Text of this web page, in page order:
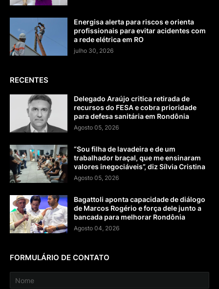
Energisa alerta para riscos e orienta
profissionais para evitar acidentes com
a rede elétrica em RO
julho 30, 2026
RECENTES
Delegado Araújo critica retirada de
recursos do FESA e cobra prioridade
para defesa sanitária em Rondônia
Agosto 05, 2026
“Sou filha de lavadeira e de um
trabalhador braçal, que me ensinaram
valores inegociáveis”, diz Sílvia Cristina
Agosto 05, 2026
Bagattoli aponta capacidade de diálogo
de Marcos Rogério e força dele junto a
bancada para melhorar Rondônia
Agosto 04, 2026
FORMULÁRIO DE CONTATO